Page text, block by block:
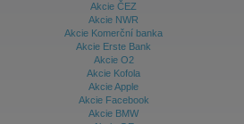
Akcie ČEZ
Akcie NWR
Akcie Komerční banka
Akcie Erste Bank
Akcie O2
Akcie Kofola
Akcie Apple
Akcie Facebook
Akcie BMW